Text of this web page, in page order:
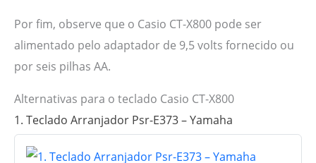
Por fim, observe que o Casio CT-X800 pode ser
alimentado pelo adaptador de 9,5 volts fornecido ou
por seis pilhas AA.
Alternativas para o teclado Casio CT-X800
1. Teclado Arranjador Psr-E373 – Yamaha